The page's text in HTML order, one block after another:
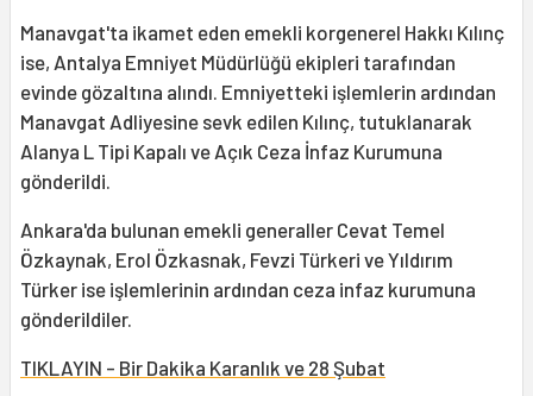
Manavgat'ta ikamet eden emekli korgenerel Hakkı Kılınç
ise, Antalya Emniyet Müdürlüğü ekipleri tarafından
evinde gözaltına alındı. Emniyetteki işlemlerin ardından
Manavgat Adliyesine sevk edilen Kılınç, tutuklanarak
Alanya L Tipi Kapalı ve Açık Ceza İnfaz Kurumuna
gönderildi.
Ankara'da bulunan emekli generaller Cevat Temel
Özkaynak, Erol Özkasnak, Fevzi Türkeri ve Yıldırım
Türker ise işlemlerinin ardından ceza infaz kurumuna
gönderildiler.
TIKLAYIN - Bir Dakika Karanlık ve 28 Şubat